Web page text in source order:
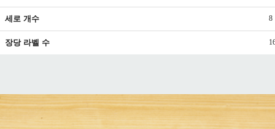
세로 개수 8
장당 라벨 수